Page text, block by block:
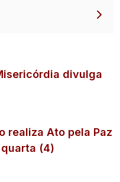
divulga
realiza Ato pela Paz
(4)